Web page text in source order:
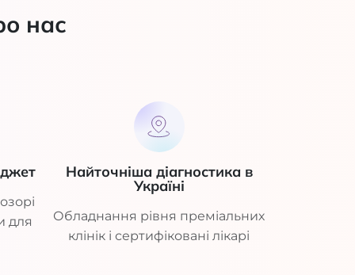
нас
для
Найточніша діагностика в
Україні
Обладнання рівня преміальних
клінік і сертифіковані лікарі